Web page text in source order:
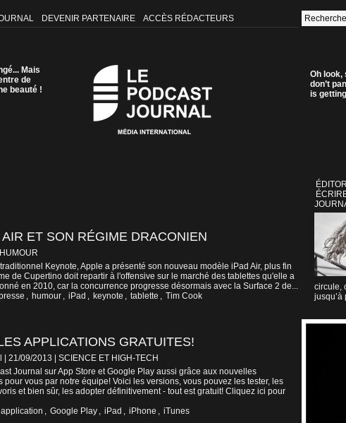
DEVENIR PARTENAIRE ACCÈS RÉDACTEURS
Mais
de
beauté !
Oh look,
don’t
is
ET SON RÉGIME DRACONIEN
HUMOUR
Keynote, Apple a présenté son nouveau modèle iPad Air, plus fin
de Cupertino doit repartir à l'offensive sur le marché des tablettes qu'elle a
en 2010, car la concurrence progresse désormais avec la Surface 2 de...
, humour , iPad , keynote , tablette , Tim Cook
APPLICATIONS GRATUITES!
| 21/09/2013
SCIENCE ET HIGH-TECH
Journal sur App Store et Google Play aussi grâce aux nouvelles
pour vous par notre équipe! Voici les versions, vous pouvez les tester, les
et bien sûr, les adopter définitivement - tout est gratuit! Cliquez ici pour
application , Google Play , iPad , iPhone , iTunes
circule,
jusqu’à